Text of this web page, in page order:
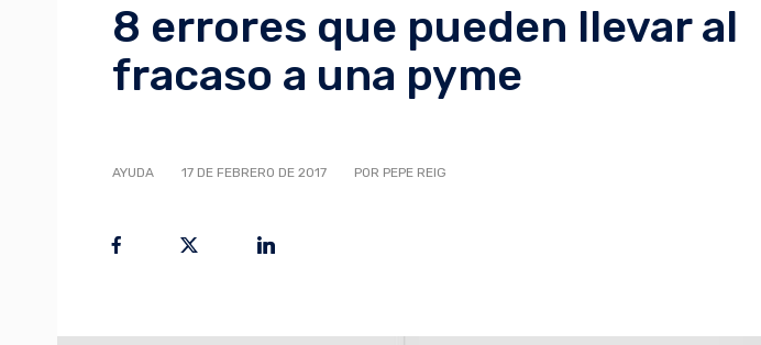
8 errores que pueden llevar al
fracaso a una pyme
AYUDA 17 DE FEBRERO DE 2017 POR PEPE REIG